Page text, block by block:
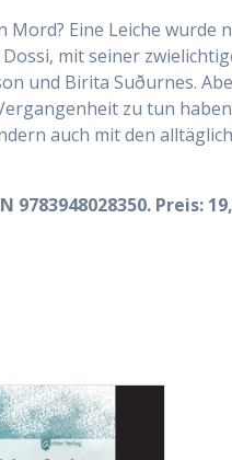
Eine Leiche wurde
mit seiner
und Birita Suðurnes.
zu tun
auch mit den
Preis: